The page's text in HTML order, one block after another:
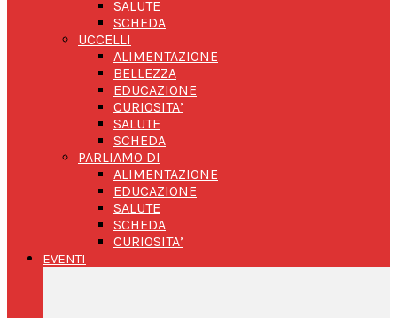
SALUTE
SCHEDA
UCCELLI
ALIMENTAZIONE
BELLEZZA
EDUCAZIONE
CURIOSITA’
SALUTE
SCHEDA
PARLIAMO DI
ALIMENTAZIONE
EDUCAZIONE
SALUTE
SCHEDA
CURIOSITA’
EVENTI